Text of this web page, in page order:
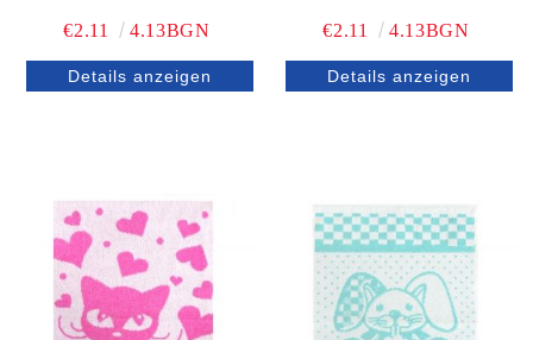
€2.11 4.13BGN
Details anzeigen
€2.11 4.13BGN
Details anzeigen